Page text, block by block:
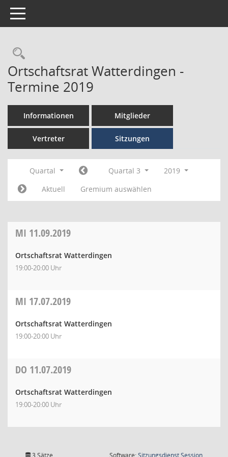
Toggle navigation
Ortschaftsrat Watterdingen -
Termine 2019
Informationen Mitglieder
Vertreter Sitzungen
Quartal Quartal 3
2019
Aktuell
Gremium auswählen
MI 11.09.2019
Ortschaftsrat Watterdingen
19:00-20:00 Uhr
MI 17.07.2019
Ortschaftsrat Watterdingen
19:00-20:00 Uhr
DO 11.07.2019
Ortschaftsrat Watterdingen
19:00-20:00 Uhr
3 Sätze Software:SitzungsdienstSession(Wird in